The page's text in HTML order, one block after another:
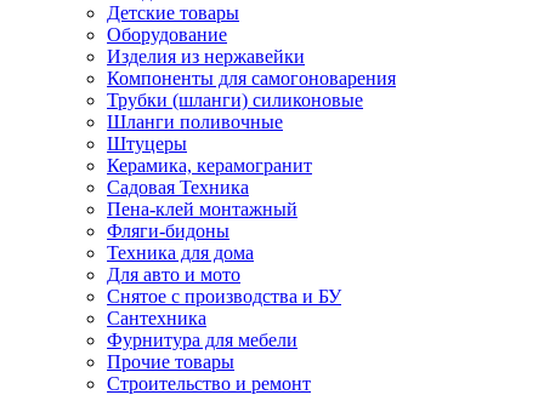
Детские товары
Оборудование
Изделия из нержавейки
Компоненты для самогоноварения
Трубки (шланги) силиконовые
Шланги поливочные
Штуцеры
Керамика, керамогранит
Садовая Техника
Пена-клей монтажный
Фляги-бидоны
Техника для дома
Для авто и мото
Снятое с производства и БУ
Сантехника
Фурнитура для мебели
Прочие товары
Строительство и ремонт